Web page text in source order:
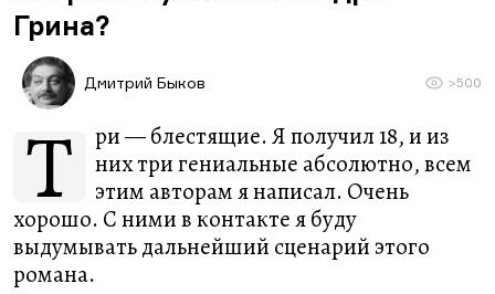
Грина?
Дмитрий Быков >500
Т
ри — блестящие. Я получил 18, и из
них три гениальные абсолютно, всем
этим авторам я написал. Очень
хорошо. С ними в контакте я буду
выдумывать дальнейший сценарий этого
романа.